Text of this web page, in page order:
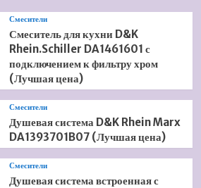
Смесители
Смеситель для кухни D&K
Rhein.Schiller DA1461601 с
подключением к фильтру хром
(Лучшая цена)
Смесители
Душевая система D&K Rhein Marx
DA1393701B07 (Лучшая цена)
Смесители
Душевая система встроенная с